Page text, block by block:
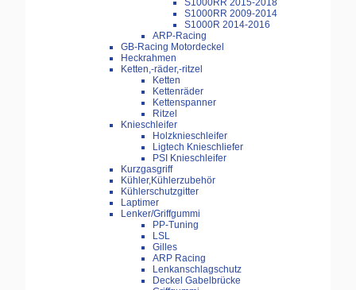
S1000RR 2015-2018
S1000RR 2009-2014
S1000R 2014-2016
ARP-Racing
GB-Racing Motordeckel
Heckrahmen
Ketten,-räder,-ritzel
Ketten
Kettenräder
Kettenspanner
Ritzel
Knieschleifer
Holzknieschleifer
Ligtech Knieschliefer
PSI Knieschleifer
Kurzgasgriff
Kühler,Kühlerzubehör
Kühlerschutzgitter
Laptimer
Lenker/Griffgummi
PP-Tuning
LSL
Gilles
ARP Racing
Lenkanschlagschutz
Deckel Gabelbrücke